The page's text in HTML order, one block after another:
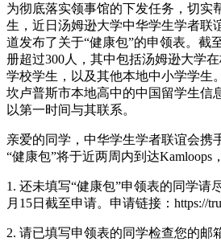
为彻底落实领事馆的下发任务，切实
生，近日汤姆逊大学中华学生学者联
道发布了关于“健康包”的申领表。截
册超过300人，其中包括汤姆逊大学
学校学生，以及其他本地中小学学生
坎卢普斯市本地高中的中国留学生信
以第一时间与其联系。
亲爱的同学，中华学生学者联谊会携
“健康包”将于近两周内到达Kamloops
1. 还未填写“健康包”申领表的同学请
月15日截至申请。申请链接：https://
2. 请已填写申领表的同学检查您的邮